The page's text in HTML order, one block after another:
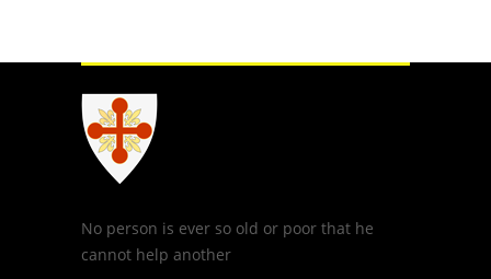
No person is ever so old or poor that he
cannot help another